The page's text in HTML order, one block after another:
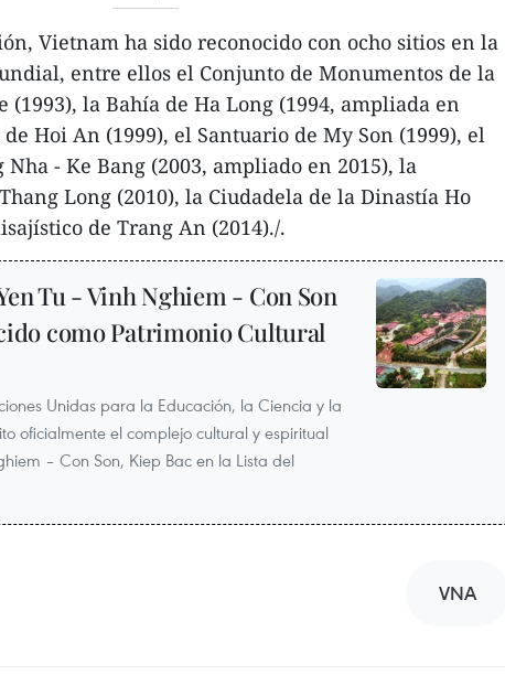
Vietnam ha sido reconocido con ocho sitios en la
entre ellos el Conjunto de Monumentos de la
la Bahía de Ha Long (1994, ampliada en
Hoi An (1999), el Santuario de My Son (1999), el
- Ke Bang (2003, ampliado en 2015), la
Long (2010), la Ciudadela de la Dinastía Ho
de Trang An (2014)./.
Tu - Vinh Nghiem - Con Son
como Patrimonio Cultural
Unidas para la Educación, la Ciencia y la
oficialmente el complejo cultural y espiritual
– Con Son, Kiep Bac en la Lista del
VNA